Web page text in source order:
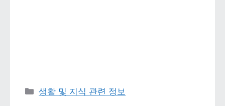
카테고리
생활 및 지식 관련 정보